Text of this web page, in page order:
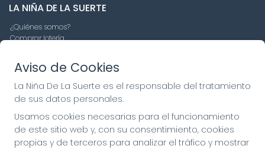
LA NIÑA DE LA SUERTE
¿Quiénes somos?
Comprar lotería
Contacto
Empresas
Compra en SELAE
Peñas
Boletos digitales
Acceso
Registro
Aviso de Cookies
La Niña De La Suerte es el responsable del tratamiento
de sus datos personales.
Usamos cookies necesarias para el funcionamiento
de este sitio web y, con su consentimiento, cookies
propias y de terceros para analizar el tráfico y mostrar